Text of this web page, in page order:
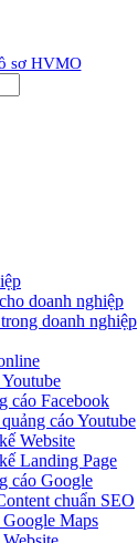
sơ HVMO
doanh nghiệp
doanh nghiệp
cáo Facebook
cáo Youtube
Website
Landing Page
cáo Google
chuẩn SEO
Maps